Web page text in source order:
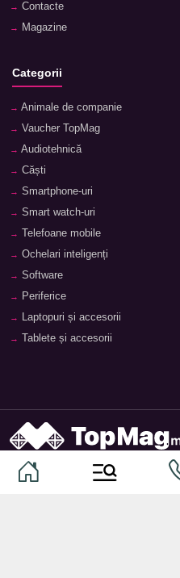
Contacte
Magazine
Categorii
Animale de companie
Vaucher TopMag
Audiotehnică
Căști
Smartphone-uri
Smart watch-uri
Telefoane mobile
Ochelari inteligenți
Software
Periferice
Laptopuri și accesorii
Tablete și accesorii